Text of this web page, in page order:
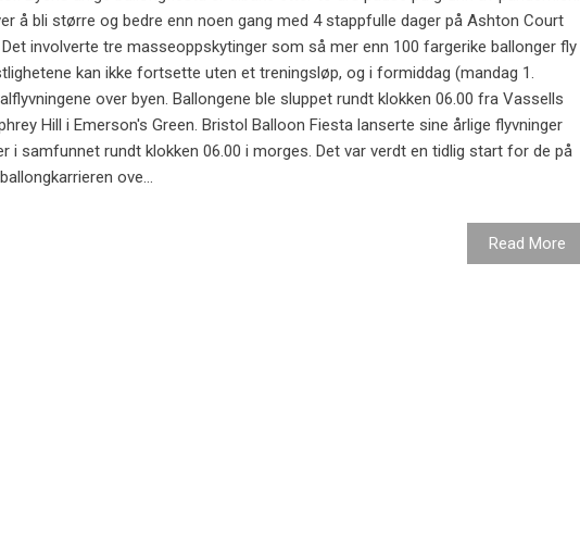
å bli større og bedre enn noen gang med 4 stappfulle dager på Ashton Court
involverte tre masseoppskytinger som så mer enn 100 fargerike ballonger fly
kan ikke fortsette uten et treningsløp, og i formiddag (mandag 1.
over byen. Ballongene ble sluppet rundt klokken 06.00 fra Vassells
Hill i Emerson's Green. Bristol Balloon Fiesta lanserte sine årlige flyvninger
i samfunnet rundt klokken 06.00 i morges. Det var verdt en tidlig start for de på
ove...
Read More